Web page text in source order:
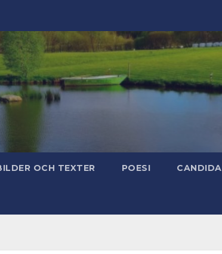
OCH TEXTER POESI CANDIDA